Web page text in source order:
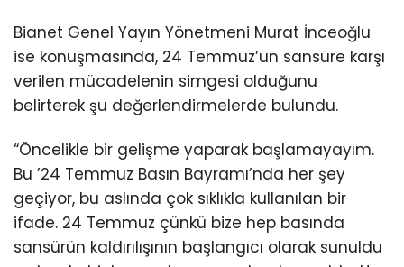
Bianet Genel Yayın Yönetmeni Murat İnceoğlu
ise konuşmasında, 24 Temmuz’un sansüre karşı
verilen mücadelenin simgesi olduğunu
belirterek şu değerlendirmelerde bulundu.
“Öncelikle bir gelişme yaparak başlamayayım.
Bu ’24 Temmuz Basın Bayramı’nda her şey
geçiyor, bu aslında çok sıklıkla kullanılan bir
ifade. 24 Temmuz çünkü bize hep basında
sansürün kaldırılışının başlangıcı olarak sunuldu